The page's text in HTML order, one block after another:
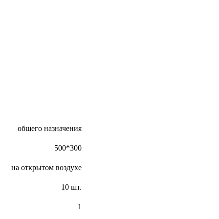
общего назначения
500*300
на открытом воздухе
10 шт.
1